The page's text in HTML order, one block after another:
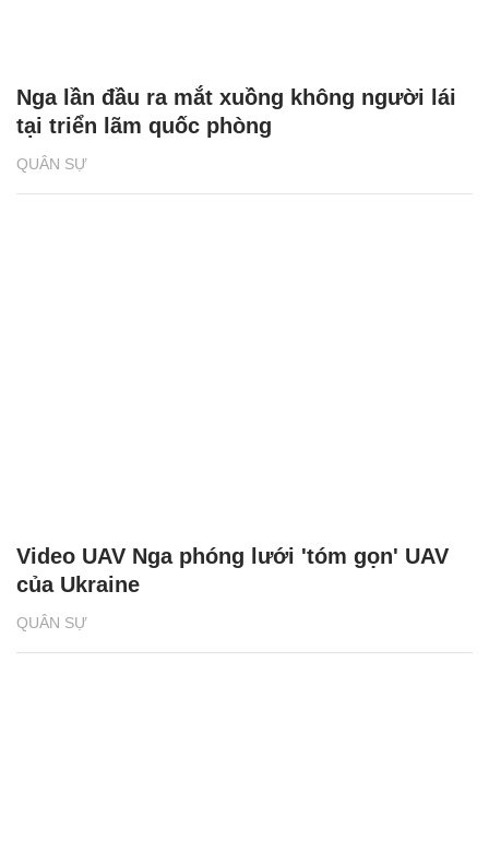
QUÂN SỰ
Nga lần đầu ra mắt xuồng không người lái
tại triển lãm quốc phòng
QUÂN SỰ
Video UAV Nga phóng lưới 'tóm gọn' UAV
của Ukraine